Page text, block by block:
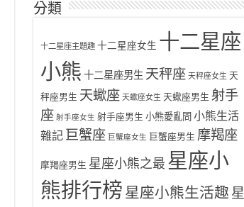
分類
十二星座主題趣 十二星座女生 十二星座
小熊 十二星座男生 天秤座 天秤座女生 天
秤座男生 天蠍座 天蠍座女生 天蠍座男生 射手
座 射手座女生 射手座男生 小熊愛亂問 小熊生活
雜記 巨蟹座 巨蟹座女生 巨蟹座男生 摩羯座
摩羯座男生 星座小熊之最 星座小
熊排行榜 星座小熊生活趣 星